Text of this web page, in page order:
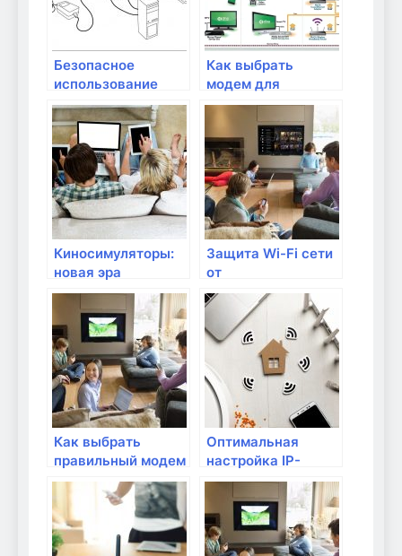
Безопасное
использование
облачных сервисов
и хранение данных
Как выбрать
модем для
домашнего
интернета
Киносимуляторы:
новая эра
домашнего
развлечения с
модемом
Защита Wi-Fi сети
от
несанкционированного
доступа
Как выбрать
правильный модем
для домашнего
интернета?
Оптимальная
настройка IP-
адресов в
локальной сети